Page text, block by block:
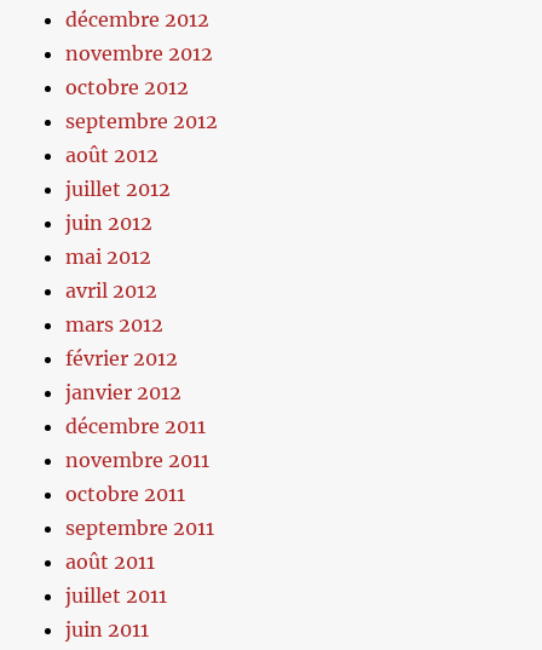
décembre 2012
novembre 2012
octobre 2012
septembre 2012
août 2012
juillet 2012
juin 2012
mai 2012
avril 2012
mars 2012
février 2012
janvier 2012
décembre 2011
novembre 2011
octobre 2011
septembre 2011
août 2011
juillet 2011
juin 2011